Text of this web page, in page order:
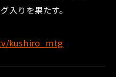
入りを果たす。
kushiro_mtg